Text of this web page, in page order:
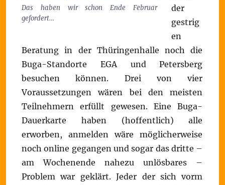
Das haben wir schon Ende Februar
gefordert…
der
gestrig
en
Beratung in der Thüringenhalle noch die
Buga-Standorte EGA und Petersberg
besuchen können. Drei von vier
Voraussetzungen wären bei den meisten
Teilnehmern erfüllt gewesen. Eine Buga-
Dauerkarte haben (hoffentlich) alle
erworben, anmelden wäre möglicherweise
noch online gegangen und sogar das dritte –
am Wochenende nahezu unlösbares –
Problem war geklärt. Jeder der sich vorm